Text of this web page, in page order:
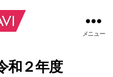
メニュー
和２年度